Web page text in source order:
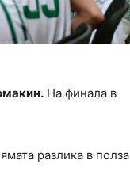
На финала в
разлика в полза